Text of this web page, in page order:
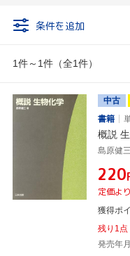
条件を追加
1件～1件（全1件）
中古
書籍
概説
島原健三
¥220
定価よ
獲得ポ
残り1点
発売年